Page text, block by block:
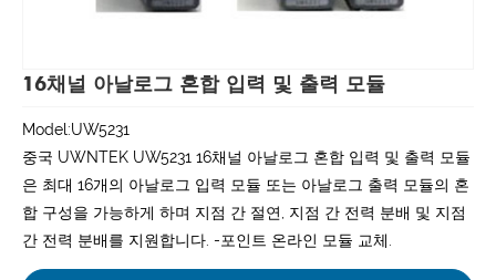
16채널 아날로그 혼합 입력 및 출력 모듈
Model:UW5231
중국 UWNTEK UW5231 16채널 아날로그 혼합 입력 및 출력 모듈
은 최대 16개의 아날로그 입력 모듈 또는 아날로그 출력 모듈의 혼
합 구성을 가능하게 하며 지점 간 절연, 지점 간 전력 분배 및 지점
간 전력 분배를 지원합니다. -포인트 온라인 모듈 교체.